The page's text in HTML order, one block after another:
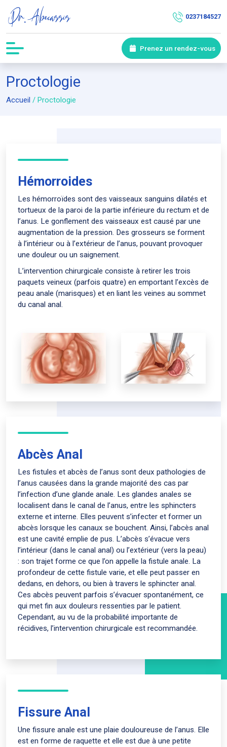
0237184527
Prenez un rendez-vous
Proctologie
Accueil / Proctologie
Hémorroides
Les hémorroïdes sont des vaisseaux sanguins dilatés et
tortueux de la paroi de la partie inférieure du rectum et de
l’anus. Le gonflement des vaisseaux est causé par une
augmentation de la pression. Des grosseurs se forment
à l’intérieur ou à l’extérieur de l’anus, pouvant provoquer
une douleur ou un saignement.
L’intervention chirurgicale consiste à retirer les trois
paquets veineux (parfois quatre) en emportant l’excès de
peau anale (marisques) et en liant les veines au sommet
du canal anal.
Abcès Anal
Les fistules et abcès de l’anus sont deux pathologies de
l’anus causées dans la grande majorité des cas par
l’infection d’une glande anale. Les glandes anales se
localisent dans le canal de l’anus, entre les sphincters
externe et interne. Elles peuvent s’infecter et former un
abcès lorsque les canaux se bouchent. Ainsi, l’abcès anal
est une cavité emplie de pus. L’abcès s’évacue vers
l’intérieur (dans le canal anal) ou l’extérieur (vers la peau)
: son trajet forme ce que l’on appelle la fistule anale. La
profondeur de cette fistule varie, et elle peut passer en
dedans, en dehors, ou bien à travers le sphincter anal.
Ces abcès peuvent parfois s’évacuer spontanément, ce
qui met fin aux douleurs ressenties par le patient.
Cependant, au vu de la probabilité importante de
récidives, l’intervention chirurgicale est recommandée.
Fissure Anal
Une fissure anale est une plaie douloureuse de l’anus. Elle
est en forme de raquette et elle est due à une petite